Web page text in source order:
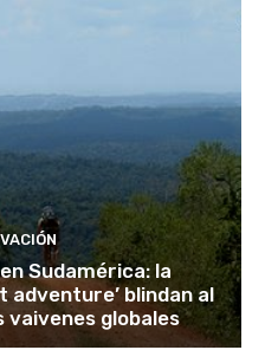
Sudamérica: la
adventure’ blindan al
globales